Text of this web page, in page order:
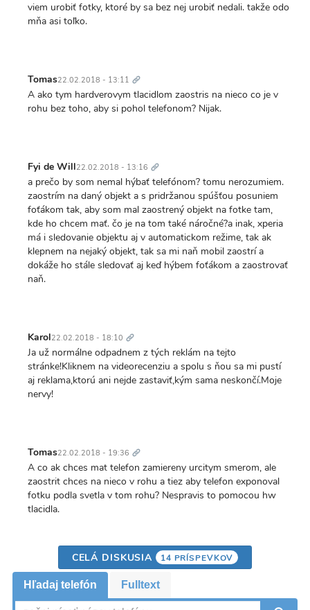
viem urobiť fotky, ktoré by sa bez nej urobiť nedali. takže odo
mňa asi toľko.
Tomas22.02.2018 - 13:11 odkaz
A ako tym hardverovym tlacidlom zaostris na nieco co je v
rohu bez toho, aby si pohol telefonom? Nijak.
Fyi de Will22.02.2018 - 13:16 odkaz
a prečo by som nemal hýbať telefónom? tomu nerozumiem.
zaostrím na daný objekt a s pridržanou spúšťou posuniem
foťákom tak, aby som mal zaostrený objekt na fotke tam,
kde ho chcem mať. čo je na tom také náročné?a inak, xperia
má i sledovanie objektu aj v automatickom režime, tak ak
klepnem na nejaký objekt, tak sa mi naň mobil zaostrí a
dokáže ho stále sledovať aj keď hýbem foťákom a zaostrovať
naň.
Karol22.02.2018 - 18:10 odkaz
Ja už normálne odpadnem z tých reklám na tejto
stránke!Kliknem na videorecenziu a spolu s ňou sa mi pustí
aj reklama,ktorú ani nejde zastaviť,kým sama neskončí.Moje
nervy!
Tomas22.02.2018 - 19:36 odkaz
A co ak chces mat telefon zamiereny urcitym smerom, ale
zaostrit chces na nieco v rohu a tiez aby telefon exponoval
fotku podla svetla v tom rohu? Nespravis to pomocou hw
tlacidla.
CELÁ DISKUSIA 14 PRÍSPEVKOV
Hľadaj telefón Fulltext